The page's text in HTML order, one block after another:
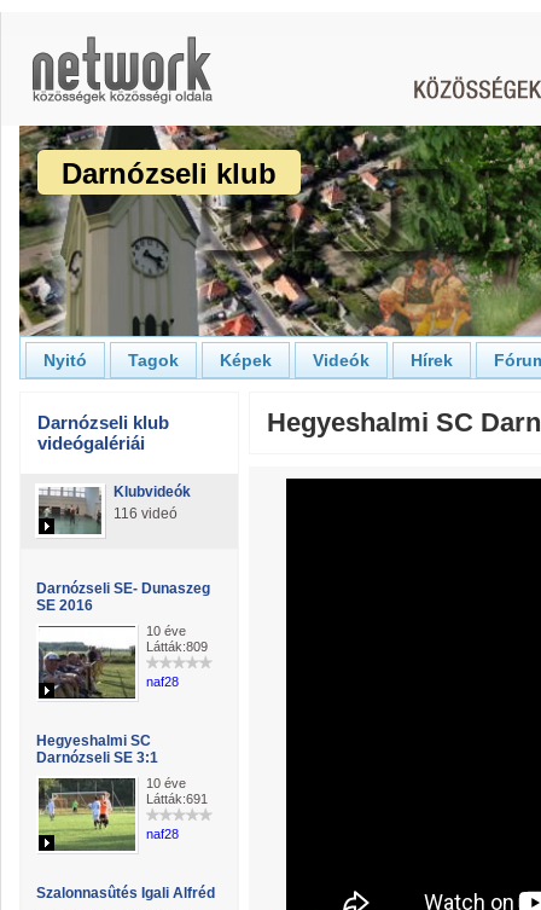
Darnózseli klub
Nyitó Tagok Képek Videók Hírek
Darnózseli klub
videógalériái
Klubvideók
116 videó
Darnózseli SE- Dunaszeg
SE 2016
10 éve
Látták:809
naf28
Hegyeshalmi SC
Darnózseli SE 3:1
10 éve
Látták:691
naf28
Szalonnasûtés Igali Alfréd
Hegyeshalmi SC